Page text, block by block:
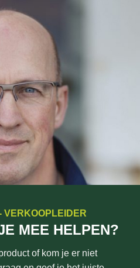
VERKOOPLEIDER
MEE HELPEN?
of kom je er niet